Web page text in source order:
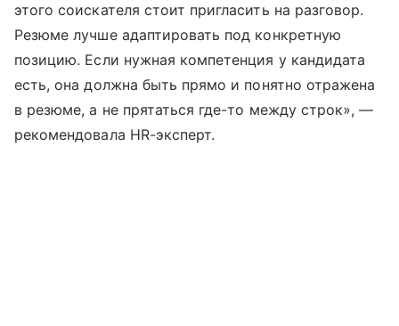
этого соискателя стоит пригласить на разговор.
Резюме лучше адаптировать под конкретную
позицию. Если нужная компетенция у кандидата
есть, она должна быть прямо и понятно отражена
в резюме, а не прятаться где-то между строк», —
рекомендовала HR-эксперт.